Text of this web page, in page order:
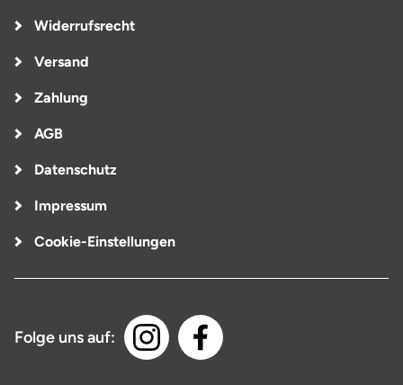
Widerrufsrecht
Versand
Zahlung
AGB
Datenschutz
Impressum
Cookie-Einstellungen
Folge uns auf: